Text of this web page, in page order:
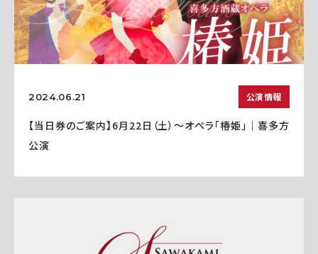
2024.06.21 公演情報
【当日券のご案内】6月22日（土）～オペラ「椿姫」｜喜多方
公演